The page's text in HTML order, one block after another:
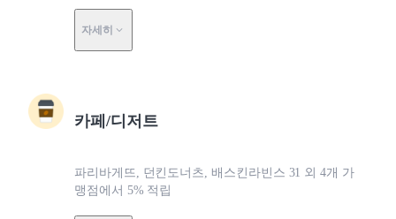
자세히
카페/디저트
파리바게뜨, 던킨도너츠, 배스킨라빈스 31 외 4개 가
맹점에서 5% 적립